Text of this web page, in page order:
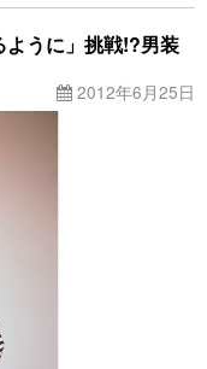
うに」挑戦!?男装
2012年6月25日